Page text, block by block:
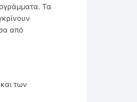
Τα
από
και των